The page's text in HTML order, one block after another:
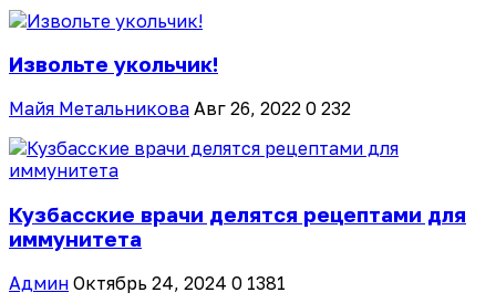
Извольте укольчик!
Майя Метальникова Авг 26, 2022 0 232
Кузбасские врачи делятся рецептами для
иммунитета
Админ Октябрь 24, 2024 0 1381